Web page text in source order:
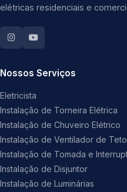
elétricas residenciais e
Nossos Serviços
Eletricista
Instalação de Torneira Elétrica
Instalação de Chuveiro Elétrico
Instalação de Ventilador de Teto
Instalação de Tomada e
Instalação de Disjuntor
Instalação de Luminárias